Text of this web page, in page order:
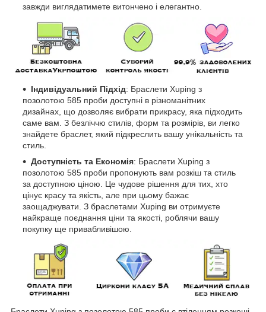
завжди виглядатимете витончено і елегантно.
Індивідуальний Підхід: Браслети Xuping з
позолотою 585 проби доступні в різноманітних
дизайнах, що дозволяє вибрати прикрасу, яка підходить
саме вам. З безліччю стилів, форм та розмірів, ви легко
знайдете браслет, який підкреслить вашу унікальність та
стиль.
Доступність та Економія: Браслети Xuping з
позолотою 585 проби пропонують вам розкіш та стиль
за доступною ціною. Це чудове рішення для тих, хто
цінує красу та якість, але при цьому бажає
заощаджувати. З браслетами Xuping ви отримуєте
найкраще поєднання ціни та якості, роблячи вашу
покупку ще привабливішою.